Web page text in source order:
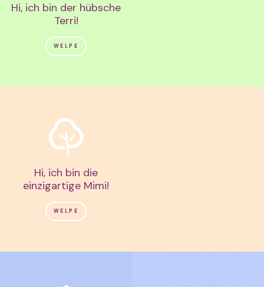
Hi, ich bin der hübsche
Terri!
WELPE
Hi, ich bin die
einzigartige Mimi!
WELPE